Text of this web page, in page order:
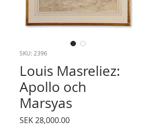
SKU: 2396
Louis Masreliez:
Apollo och
Marsyas
SEK 28,000.00Price